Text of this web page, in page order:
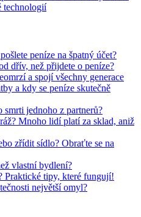
technologií
peníze na špatný účet?
dřív, než přijdete o peníze?
a spojí všechny generace
a kdy se peníze skutečně
smrti jednoho z partnerů?
Mnoho lidí platí za sklad, aniž
zřídit sídlo? Obraťte se na
vlastní bydlení?
Praktické tipy, které fungují!
největší omyl?